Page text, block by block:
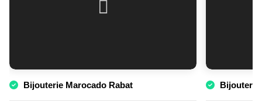
Bijouterie Marocado Rabat